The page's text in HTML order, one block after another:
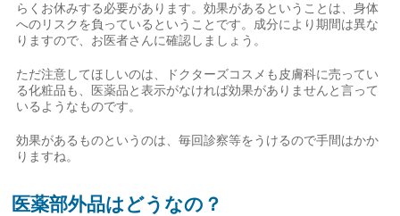
らくお休みする必要があります。効果があるということは、身体
へのリスクを負っているということです。成分により期間は異な
りますので、お医者さんに確認しましょう。
ただ注意してほしいのは、ドクターズコスメも皮膚科に売ってい
る化粧品も、医薬品と表示がなければ効果がありませんと言って
いるようなものです。
効果があるものというのは、毎回診察等をうけるので手間はかか
りますね。
医薬部外品はどうなの？